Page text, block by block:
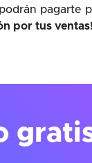
pagarte
por tus ventas!